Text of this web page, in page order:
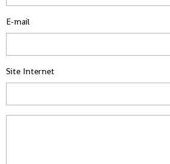
E-mail
Site Internet